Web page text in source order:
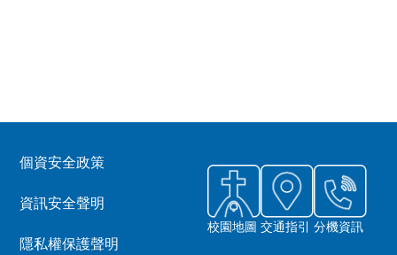
個資安全政策
資訊安全聲明
隱私權保護聲明
校園地圖 交通指引 分機資訊